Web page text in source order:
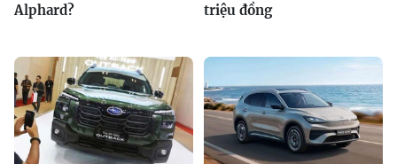
Alphard?
triệu đồng